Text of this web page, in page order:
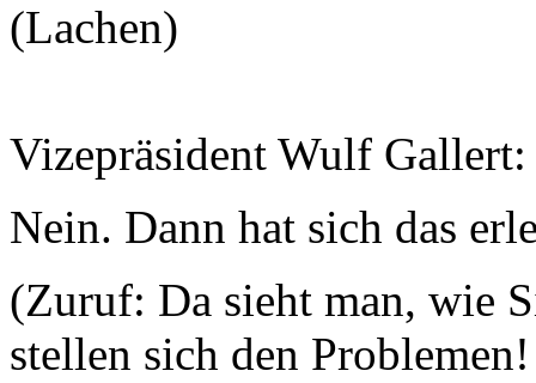
(Lachen)
Vizepräsident Wulf Gallert:
Nein. Dann hat sich das
(Zuruf: Da sieht man, wie
stellen sich den